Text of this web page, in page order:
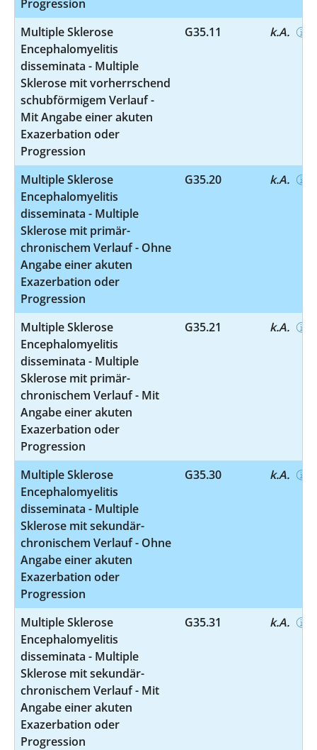
Progression
Multiple Sklerose
Encephalomyelitis
disseminata - Multiple
Sklerose mit vorherrschend
schubförmigem Verlauf -
Mit Angabe einer akuten
Exazerbation oder
Progression
G35.11 k.A.
Multiple Sklerose
Encephalomyelitis
disseminata - Multiple
Sklerose mit primär-
chronischem Verlauf - Ohne
Angabe einer akuten
Exazerbation oder
Progression
G35.20 k.A.
Multiple Sklerose
Encephalomyelitis
disseminata - Multiple
Sklerose mit primär-
chronischem Verlauf - Mit
Angabe einer akuten
Exazerbation oder
Progression
G35.21 k.A.
Multiple Sklerose
Encephalomyelitis
disseminata - Multiple
Sklerose mit sekundär-
chronischem Verlauf - Ohne
Angabe einer akuten
Exazerbation oder
Progression
G35.30 k.A.
Multiple Sklerose
Encephalomyelitis
disseminata - Multiple
Sklerose mit sekundär-
chronischem Verlauf - Mit
Angabe einer akuten
Exazerbation oder
Progression
G35.31 k.A.